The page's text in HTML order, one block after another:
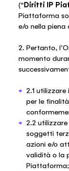
(“Diritti IP
Piattaforma
e/o nella piena
2. Pertanto,
momento
2.1
per le
2.2
soggetti
azioni e/o
validità o la
Piattaforma;